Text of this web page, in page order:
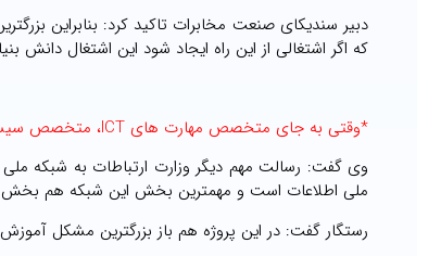
که اگر اشتغالی از این راه ایجاد شود این اشتغال دانش
*وقتی به جای متخصص مهارت های ICT، متخصص سیسکو داریم
وی گفت: رسالت مهم دیگر وزارت ارتباطات به شبکه ملی
ملی اطلاعات است و مهمترین بخش این شبکه هم بخش
رستگار گفت: در این پروژه هم باز بزرگترین مشکل